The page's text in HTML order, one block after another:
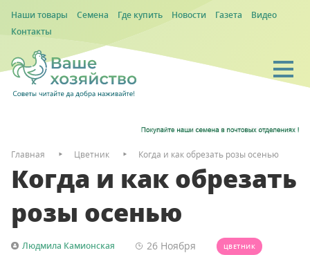
Наши товары Семена Где купить Новости Газета
Видео
Контакты
Главная Цветник Когда и как обрезать розы осенью
Когда и как обрезать
розы осенью
Людмила Камионская 26 Ноября ЦВЕТНИК